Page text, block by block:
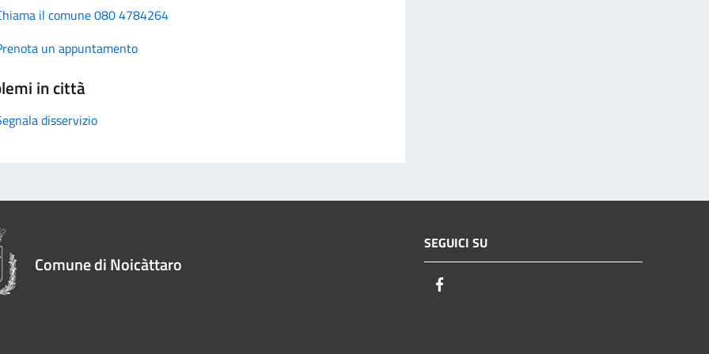
il comune 080 4784264
un appuntamento
in città
disservizio
Comune di Noicàttaro
SEGUICI SU